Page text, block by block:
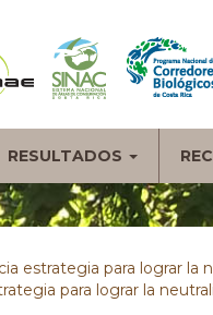
RESULTADOS
estrategia para lograr la
para lograr la